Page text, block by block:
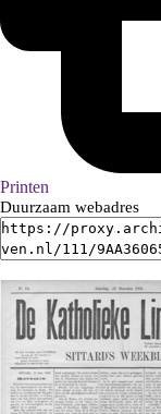
Printen
Duurzaam webadres